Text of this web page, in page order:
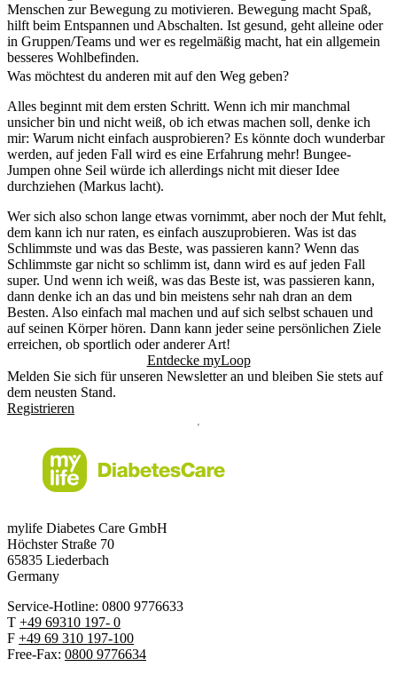
Menschen zur Bewegung zu motivieren. Bewegung macht Spaß,
hilft beim Entspannen und Abschalten. Ist gesund, geht alleine oder
in Gruppen/Teams und wer es regelmäßig macht, hat ein allgemein
besseres Wohlbefinden.
Was möchtest du anderen mit auf den Weg geben?
Alles beginnt mit dem ersten Schritt. Wenn ich mir manchmal
unsicher bin und nicht weiß, ob ich etwas machen soll, denke ich
mir: Warum nicht einfach ausprobieren? Es könnte doch wunderbar
werden, auf jeden Fall wird es eine Erfahrung mehr! Bungee-
Jumpen ohne Seil würde ich allerdings nicht mit dieser Idee
durchziehen (Markus lacht).
Wer sich also schon lange etwas vornimmt, aber noch der Mut fehlt,
dem kann ich nur raten, es einfach auszuprobieren. Was ist das
Schlimmste und was das Beste, was passieren kann? Wenn das
Schlimmste gar nicht so schlimm ist, dann wird es auf jeden Fall
super. Und wenn ich weiß, was das Beste ist, was passieren kann,
dann denke ich an das und bin meistens sehr nah dran an dem
Besten. Also einfach mal machen und auf sich selbst schauen und
auf seinen Körper hören. Dann kann jeder seine persönlichen Ziele
erreichen, ob sportlich oder anderer Art!
Entdecke myLoop
Melden Sie sich für unseren Newsletter an und bleiben Sie stets auf
dem neusten Stand.
Registrieren
mylife Diabetes Care GmbH
Höchster Straße 70
65835 Liederbach
Germany
Service-Hotline: 0800 9776633
T +49 69310 197- 0
F +49 69 310 197-100
Free-Fax: 0800 9776634